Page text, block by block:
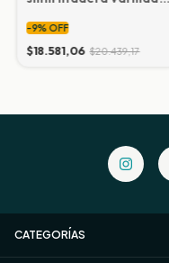
-9% OFF
$18.581,06 $20.439,17
CATEGORÍAS